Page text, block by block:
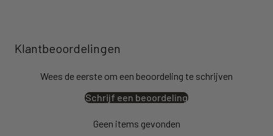
Klantbeoordelingen
Wees de eerste om een beoordeling te schrijven
Schrijf een beoordeling
Geen items gevonden